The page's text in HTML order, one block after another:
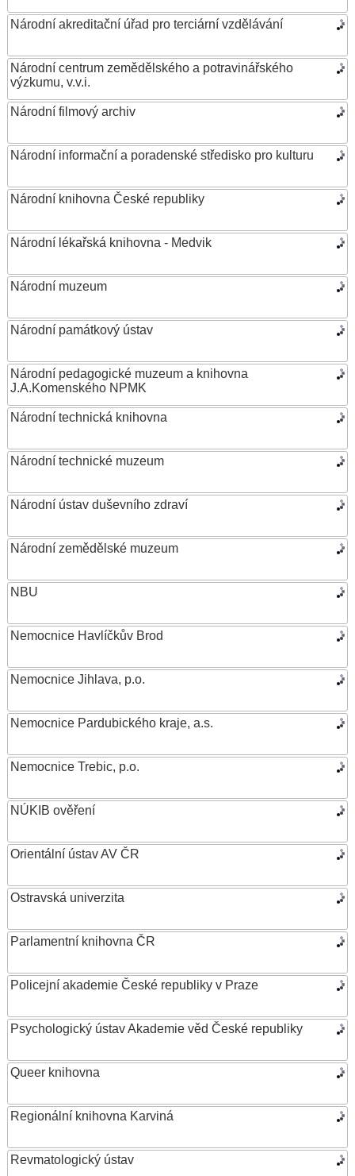
Národní akreditační úřad pro terciární vzdělávání
Národní centrum zemědělského a potravinářského
výzkumu, v.v.i.
Národní filmový archiv
Národní informační a poradenské středisko pro kulturu
Národní knihovna České republiky
Národní lékařská knihovna - Medvik
Národní muzeum
Národní památkový ústav
Národní pedagogické muzeum a knihovna
J.A.Komenského NPMK
Národní technická knihovna
Národní technické muzeum
Národní ústav duševního zdraví
Národní zemědělské muzeum
NBU
Nemocnice Havlíčkův Brod
Nemocnice Jihlava, p.o.
Nemocnice Pardubického kraje, a.s.
Nemocnice Trebic, p.o.
NÚKIB ověření
Orientální ústav AV ČR
Ostravská univerzita
Parlamentní knihovna ČR
Policejní akademie České republiky v Praze
Psychologický ústav Akademie věd České republiky
Queer knihovna
Regionální knihovna Karviná
Revmatologický ústav